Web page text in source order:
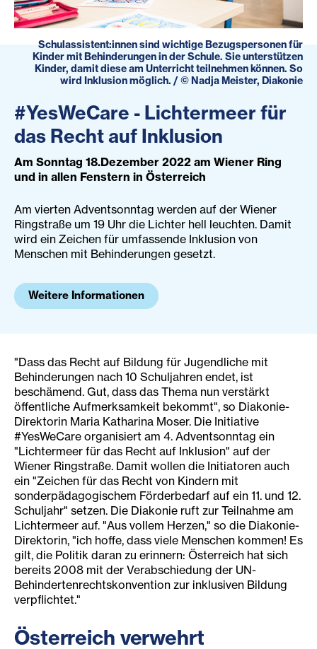
Schulassistent:innen sind wichtige Bezugspersonen für
Kinder mit Behinderungen in der Schule. Sie unterstützen
Kinder, damit diese am Unterricht teilnehmen können. So
wird Inklusion möglich. /©Nadja Meister, Diakonie
#YesWeCare - Lichtermeer für
das Recht auf Inklusion
Am Sonntag 18.Dezember 2022 am Wiener Ring
und in allen Fenstern in Österreich
Am vierten Adventsonntag werden auf der Wiener
Ringstraße um 19 Uhr die Lichter hell leuchten. Damit
wird ein Zeichen für umfassende Inklusion von
Menschen mit Behinderungen gesetzt.
Weitere Informationen
"Dass das Recht auf Bildung für Jugendliche mit
Behinderungen nach 10 Schuljahren endet, ist
beschämend. Gut, dass das Thema nun verstärkt
öffentliche Aufmerksamkeit bekommt", so Diakonie-
Direktorin Maria Katharina Moser. Die Initiative
#YesWeCare organisiert am 4. Adventsonntag ein
"Lichtermeer für das Recht auf Inklusion" auf der
Wiener Ringstraße. Damit wollen die Initiatoren auch
ein "Zeichen für das Recht von Kindern mit
sonderpädagogischem Förderbedarf auf ein 11. und 12.
Schuljahr" setzen. Die Diakonie ruft zur Teilnahme am
Lichtermeer auf. "Aus vollem Herzen," so die Diakonie-
Direktorin, "ich hoffe, dass viele Menschen kommen! Es
gilt, die Politik daran zu erinnern: Österreich hat sich
bereits 2008 mit der Verabschiedung der UN-
Behindertenrechtskonvention zur inklusiven Bildung
verpflichtet."
Österreich verwehrt